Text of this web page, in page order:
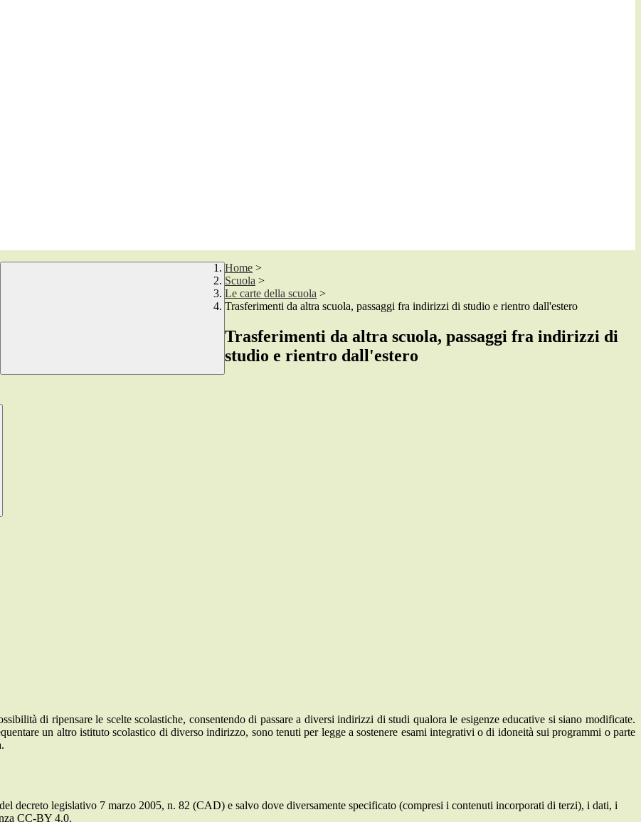
Home >
Scuola >
Le carte della scuola >
Trasferimenti da altra scuola, passaggi fra indirizzi di studio e rientro dall'estero
Trasferimenti da altra scuola, passaggi fra indirizzi di
studio e rientro dall'estero
di ripensare le scelte scolastiche, consentendo di passare a diversi indirizzi di studi qualora le esigenze educative si siano modificate.
un altro istituto scolastico di diverso indirizzo, sono tenuti per legge a sostenere esami integrativi o di idoneità sui programmi o parte
decreto legislativo 7 marzo 2005, n. 82 (CAD) e salvo dove diversamente specificato (compresi i contenuti incorporati di terzi), i dati, i
CC-BY 4.0.